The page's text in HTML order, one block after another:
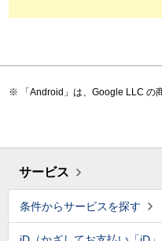
「Android」は、Google LLC の
サービス
条件からサービスを探す